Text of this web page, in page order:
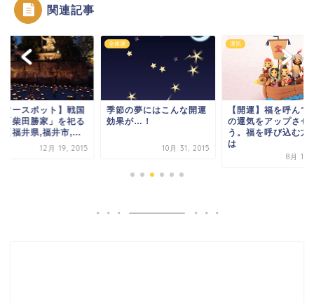
関連記事
ワースポット】戦国
「柴田勝家」を祀る
【福井県,福井市,...
12月 19, 2015
全体運
季節の夢にはこんな開運
効果が…！
10月 31, 2015
運気
【開運】福を呼んで
の運気をアップさせ
う。福を呼び込む方
は
8月 12,